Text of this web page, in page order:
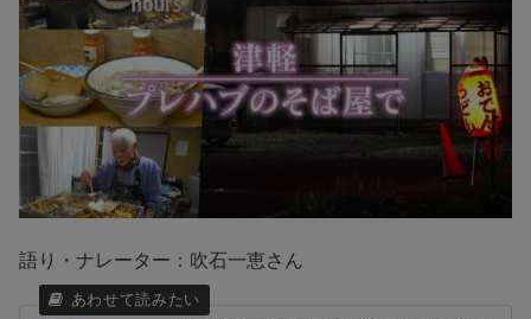
語り・ナレーター：吹石一恵さん